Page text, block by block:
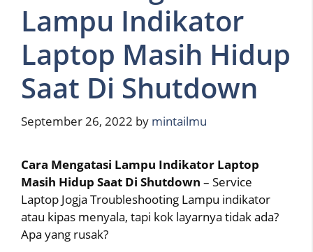
Lampu Indikator
Laptop Masih Hidup
Saat Di Shutdown
September 26, 2022 by mintailmu
Cara Mengatasi Lampu Indikator Laptop
Masih Hidup Saat Di Shutdown – Service
Laptop Jogja Troubleshooting Lampu indikator
atau kipas menyala, tapi kok layarnya tidak ada?
Apa yang rusak?